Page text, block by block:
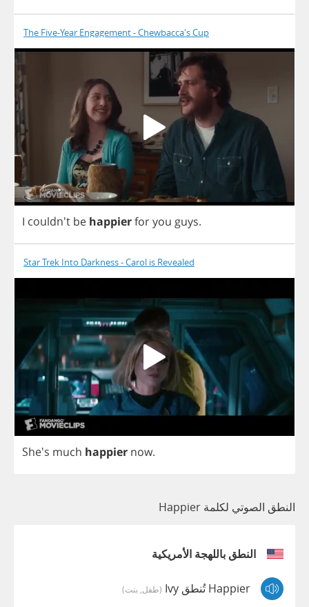
The Five-Year Engagement - Chewbacca's Cup
I couldn't be happierforyou guys.
Star Trek Into Darkness - Carol is Revealed
She's much happier now.
النطق الصوتي لكلمة Happier
النطق باللهجة الأمريكية
Happier تُنطق Ivy (طفل, بنت)